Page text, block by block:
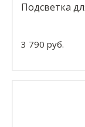
Подсветка
3 790 руб.